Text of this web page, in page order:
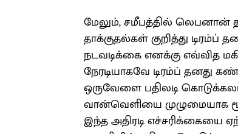
மேலும், சமீபத்தில் லெபனான்
தாக்குதல்கள் குறித்து டிரம்ப்
நடவடிக்கை எனக்கு எவ்வித
நேரடியாகவே டிரம்ப் தனது
ஒருவேளை பதிலடி
வான்வெளியை முழுமையாக
இந்த அதிரடி எச்சரிக்கையை